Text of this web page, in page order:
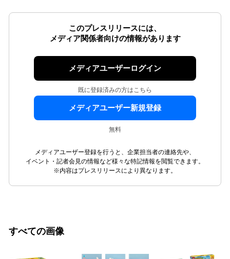
このプレスリリースには、
メディア関係者向けの情報があります
メディアユーザーログイン
既に登録済みの方はこちら
メディアユーザー新規登録
無料
メディアユーザー登録を行うと、企業担当者の連絡先や、
イベント・記者会見の情報など様々な特記情報を閲覧できます。
※内容はプレスリリースにより異なります。
すべての画像